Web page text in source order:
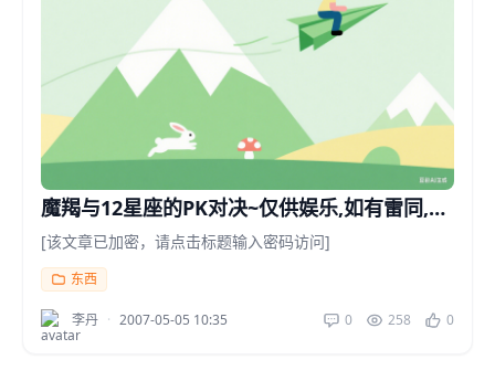
魔羯与12星座的PK对决~仅供娱乐,如有雷同,实
属必然
[该文章已加密，请点击标题输入密码访问]
东西
李丹 · 2007-05-05 10:35 0 258 0